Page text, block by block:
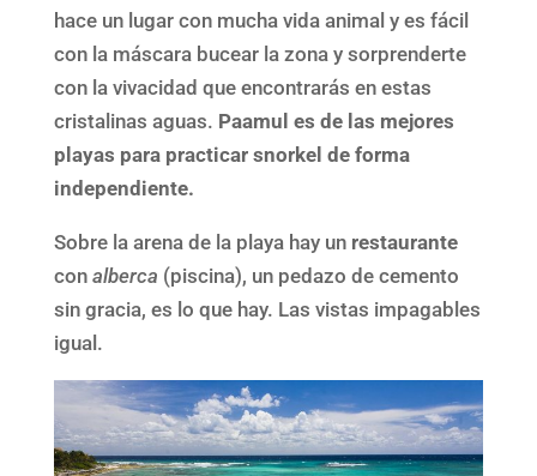
hace un lugar con mucha vida animal y es fácil
con la máscara bucear la zona y sorprenderte
con la vivacidad que encontrarás en estas
cristalinas aguas. Paamul es de las mejores
playas para practicar snorkel de forma
independiente.
Sobre la arena de la playa hay un restaurante
con alberca (piscina), un pedazo de cemento
sin gracia, es lo que hay. Las vistas impagables
igual.